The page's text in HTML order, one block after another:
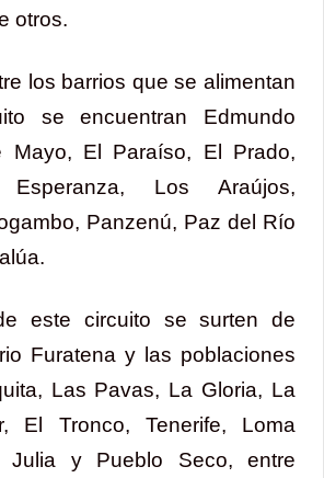
otros.
los barrios que se alimentan
se encuentran Edmundo
El Paraíso, El Prado,
Los Araújos,
Panzenú, Paz del Río
este circuito se surten de
Furatena y las poblaciones
Las Pavas, La Gloria, La
El Tronco, Tenerife, Loma
Julia y Pueblo Seco, entre